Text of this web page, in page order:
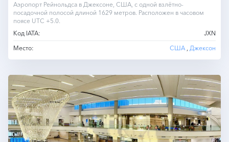
Аэропорт Рейнольдса в Джексоне, США, с одной взлётно-
посадочной полосой длиной 1629 метров. Расположен в часовом
поясе UTC +5.0.
Код IATA:
JXN
Место:
США , Джексон